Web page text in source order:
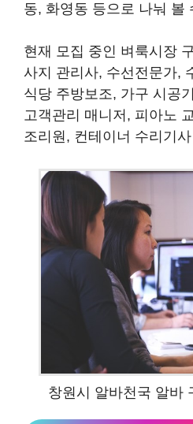
동, 화영동 등으로 나눠 볼
현재 모집 중인 벼룩시장
사지 관리사, 수선전문가,
식당 주방보조, 가구 시공
고객관리 매니저, 피아노
조리원, 컨테이너 수리기
창원시 알바천국 알바